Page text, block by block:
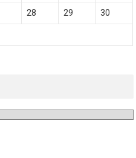
28 29 30